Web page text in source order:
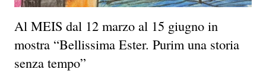
Al MEIS dal 12 marzo al 15 giugno in
mostra “Bellissima Ester. Purim una storia
senza tempo”